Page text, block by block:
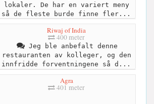
lokaler. De har en variert meny
så de fleste burde finne fler...
Riwaj of India
400 meter
Jeg ble anbefalt denne
restauranten av kolleger, og den
innfridde forventningene så d...
Agra
401 meter